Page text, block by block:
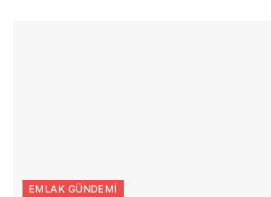
EMLAK GÜNDEMI